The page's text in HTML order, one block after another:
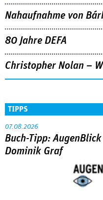
Nahaufnahme von
80 Jahre DEFA
Christopher Nolan –
TIPPS
07.08.2026
Buch-Tipp:
Dominik Graf